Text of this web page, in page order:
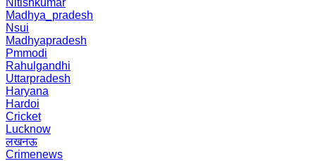
Nitishkumar
Madhya_pradesh
Nsui
Madhyapradesh
Pmmodi
Rahulgandhi
Uttarpradesh
Haryana
Hardoi
Cricket
Lucknow
लखनऊ
Crimenews